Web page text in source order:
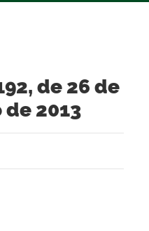
de 26 de
2013